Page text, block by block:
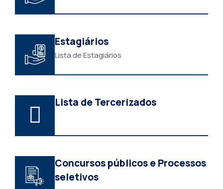
Estagiários
Lista de Estagiários
Lista de Tercerizados
Concursos públicos e Processos
seletivos